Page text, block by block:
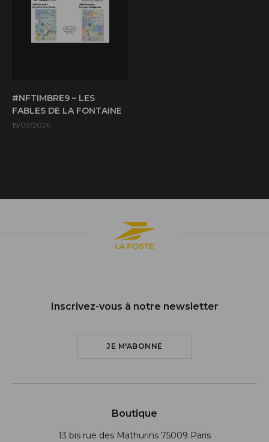
#NFTIMBRE9 – LES
FABLES DE LA FONTAINE
15/09/2026
Inscrivez-vous à notre newsletter
JE M'ABONNE
Boutique
13 bis rue des Mathurins 75009 Paris